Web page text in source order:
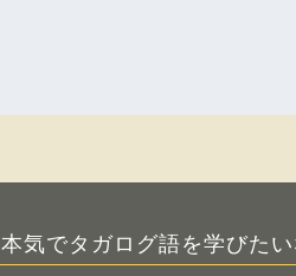
本気でタガログ語を学びたい